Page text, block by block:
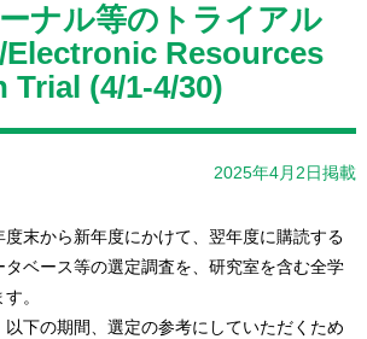
ナル等のトライアル
Electronic Resources
Trial (4/1-4/30)
2025年4月2日掲載
度末から新年度にかけて、翌年度に購読する
ベース等の選定調査を、研究室を含む全学
。
下の期間、選定の参考にしていただくため